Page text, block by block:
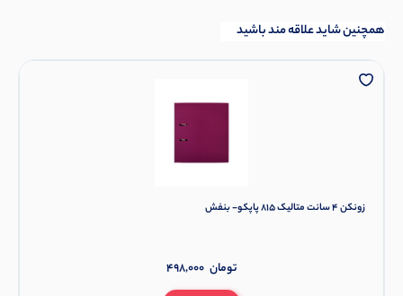
همچنین شاید علاقه مند باشید
زونکن 4 سانت متالیک 815 پاپکو- بنفش
498,000 تومان